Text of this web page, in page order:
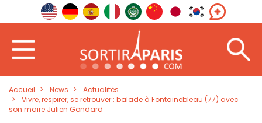
Accueil News
Actualités
Vivre, respirer, se retrouver : balade à Fontainebleau (77) avec
son maire Julien Gondard